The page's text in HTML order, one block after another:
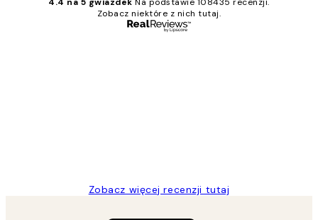
Zobacz niektóre z nich tutaj.
Zobacz więcej recenzji tutaj